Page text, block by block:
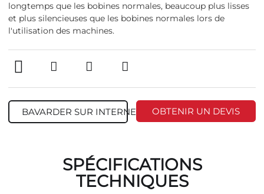
longtemps que les bobines normales, beaucoup plus lisses
et plus silencieuses que les bobines normales lors de
l'utilisation des machines.
BAVARDER SUR INTERNET OBTENIR UN DEVIS
SPÉCIFICATIONS
TECHNIQUES